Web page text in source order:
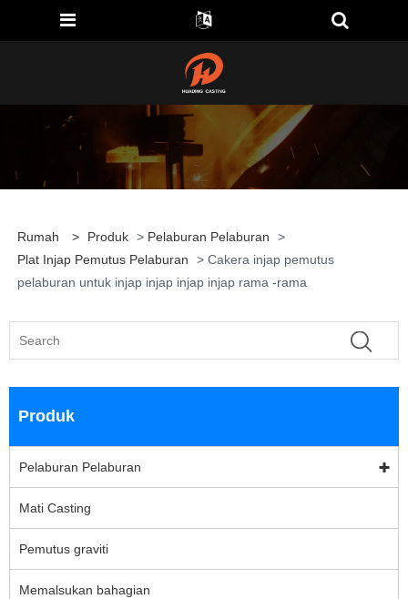
Rumah > Produk > Pelaburan Pelaburan
>
Plat Injap Pemutus Pelaburan
> Cakera injap pemutus
pelaburan untuk injap injap injap injap rama -rama
Produk
Pelaburan Pelaburan
Mati Casting
Pemutus graviti
Memalsukan bahagian